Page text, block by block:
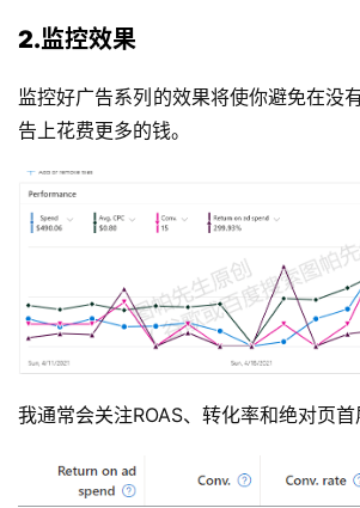
2.监控效果
监控好广告系列的效果将使你避免在没
告上花费更多的钱。
我通常会关注ROAS、转化率和绝对页